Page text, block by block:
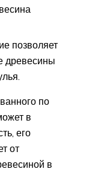
позволяет
древесины
по
в
его
от
в